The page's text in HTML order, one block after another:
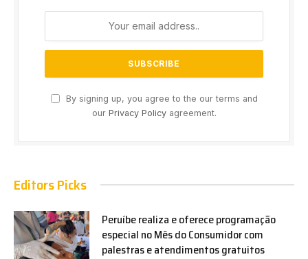
By signing up, you agree to the our terms and
our Privacy Policyagreement.
Editors Picks
Peruíbe realiza e oferece programação
especial no Mês do Consumidor com
palestras e atendimentos gratuitos